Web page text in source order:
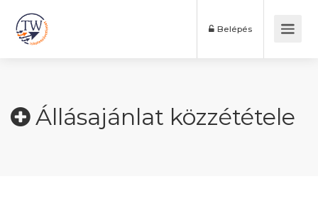
Belépés
Állásajánlat közzététele